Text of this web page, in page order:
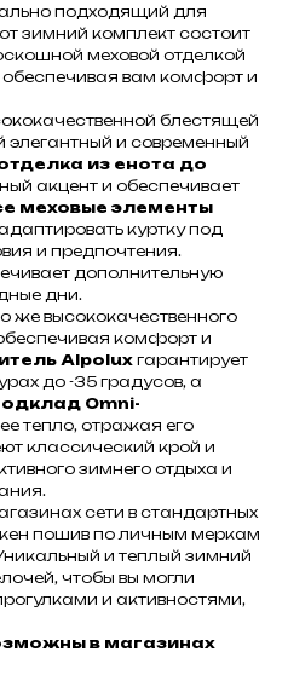
подходящий для
зимний комплект состоит
меховой отделкой
обеспечивая вам комфорт и
блестящей
элегантный и современный
из енота до
акцент и обеспечивает
меховые элементы
куртку под
и предпочтения.
дополнительную
дни.
же высококачественного
комфорт и
Alpolux гарантирует
до -35 градусов, а
Omni-
тепло, отражая его
классический крой и
зимнего отдыха и
сети в стандартных
пошив по личным меркам
и теплый зимний
чтобы вы могли
и активностями,
в магазинах